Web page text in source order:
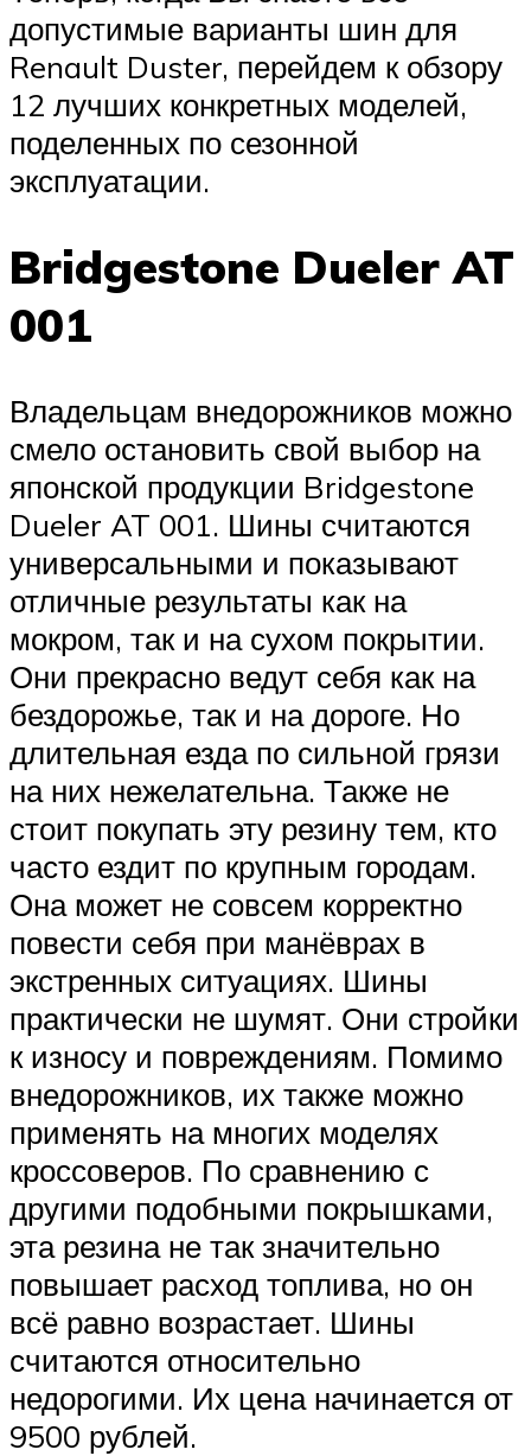
допустимые варианты шин для
Renault Duster, перейдем к обзору
12 лучших конкретных моделей,
поделенных по сезонной
эксплуатации.
Bridgestone Dueler AT
001
Владельцам внедорожников можно
смело остановить свой выбор на
японской продукции Bridgestone
Dueler AT 001. Шины считаются
универсальными и показывают
отличные результаты как на
мокром, так и на сухом покрытии.
Они прекрасно ведут себя как на
бездорожье, так и на дороге. Но
длительная езда по сильной грязи
на них нежелательна. Также не
стоит покупать эту резину тем, кто
часто ездит по крупным городам.
Она может не совсем корректно
повести себя при манёврах в
экстренных ситуациях. Шины
практически не шумят. Они стройки
к износу и повреждениям. Помимо
внедорожников, их также можно
применять на многих моделях
кроссоверов. По сравнению с
другими подобными покрышками,
эта резина не так значительно
повышает расход топлива, но он
всё равно возрастает. Шины
считаются относительно
недорогими. Их цена начинается от
9500 рублей.